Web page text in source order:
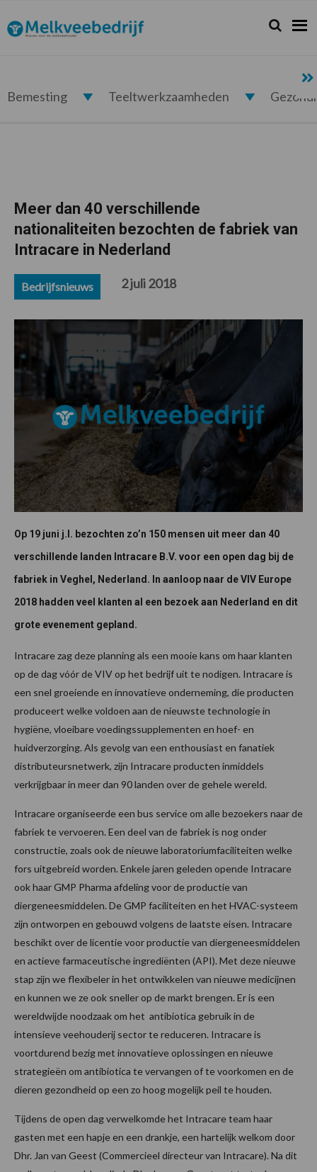
de
hoofdnavigatie
de
hoofd
de
eerste
de
voettekst
Melkveebedrijf.nl Zoeken...
Zoek
Bemesting Teeltwerkzaamheden
Meer dan 40 verschillende
nationaliteiten bezochten de fabriek van
Intracare in Nederland
Bedrijfsnieuws 2 juli 2018
Op 19 juni j.l. bezochten zo’n 150 mensen uit meer dan 40
verschillende landen Intracare B.V. voor een open dag bij de
fabriek in Veghel, Nederland. In aanloop naar de VIV Europe
2018 hadden veel klanten al een bezoek aan Nederland en dit
grote evenement gepland.
Intracare zag deze planning als een mooie kans om haar klanten
op de dag vóór de VIV op het bedrijf uit te nodigen. Intracare is
een snel groeiende en innovatieve onderneming, die producten
produceert welke voldoen aan de nieuwste technologie in
hygiëne, vloeibare voedingssupplementen en hoef- en
huidverzorging. Als gevolg van een enthousiast en fanatiek
distributeursnetwerk, zijn Intracare producten inmiddels
verkrijgbaar in meer dan 90 landen over de gehele wereld.
Intracare organiseerde een bus service om alle bezoekers naar de
fabriek te vervoeren. Een deel van de fabriek is nog onder
constructie, zoals ook de nieuwe laboratoriumfaciliteiten welke
fors uitgebreid worden. Enkele jaren geleden opende Intracare
ook haar GMP Pharma afdeling voor de productie van
diergeneesmiddelen. De GMP faciliteiten en het HVAC-systeem
zijn ontworpen en gebouwd volgens de laatste eisen. Intracare
beschikt over de licentie voor productie van diergeneesmiddelen
en actieve farmaceutische ingrediënten (API). Met deze nieuwe
stap zijn we flexibeler in het ontwikkelen van nieuwe medicijnen
en kunnen we ze ook sneller op de markt brengen. Er is een
wereldwijde noodzaak om het antibiotica gebruik in de
intensieve veehouderij sector te reduceren. Intracare is
voortdurend bezig met innovatieve oplossingen en nieuwe
strategieën om antibiotica te vervangen of te voorkomen en de
dieren gezondheid op een zo hoog mogelijk peil te houden.
Tijdens de open dag verwelkomde het Intracare team haar
gasten met een hapje en een drankje, een hartelijk welkom door
Dhr. Jan van Geest (Commercieel directeur van Intracare). Na dit